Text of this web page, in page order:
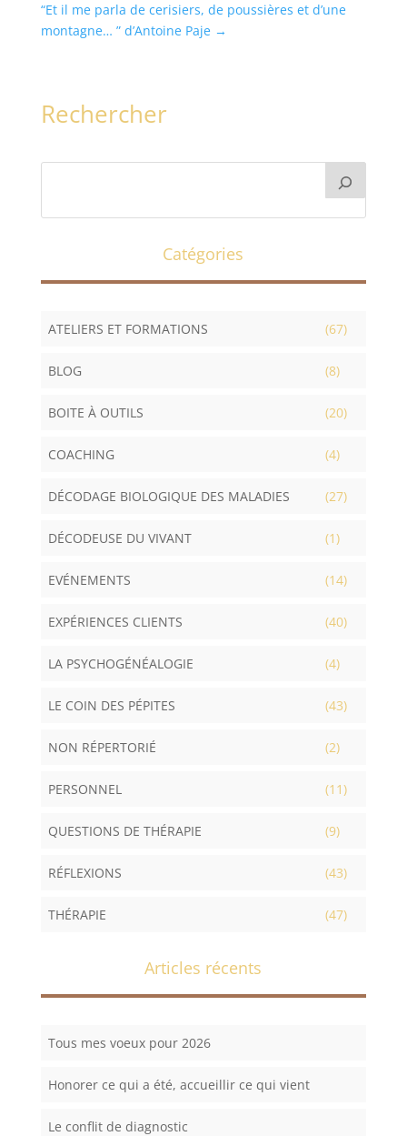
“Et il me parla de cerisiers, de poussières et d’une
montagne… ” d’Antoine Paje →
Rechercher
Catégories
ATELIERS ET FORMATIONS (67)
BLOG (8)
BOITE À OUTILS (20)
COACHING (4)
DÉCODAGE BIOLOGIQUE DES MALADIES (27)
DÉCODEUSE DU VIVANT (1)
EVÉNEMENTS (14)
EXPÉRIENCES CLIENTS (40)
LA PSYCHOGÉNÉALOGIE (4)
LE COIN DES PÉPITES (43)
NON RÉPERTORIÉ (2)
PERSONNEL (11)
QUESTIONS DE THÉRAPIE (9)
RÉFLEXIONS (43)
THÉRAPIE (47)
Articles récents
Tous mes voeux pour 2026
Honorer ce qui a été, accueillir ce qui vient
Le conflit de diagnostic